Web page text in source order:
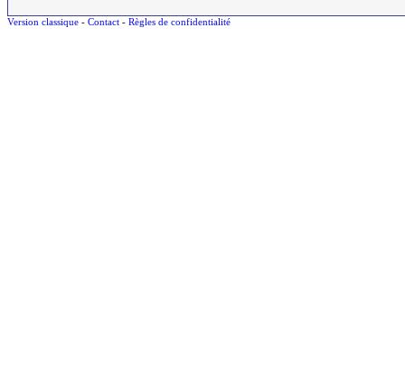
Version classique - Contact - Règles de confidentialité